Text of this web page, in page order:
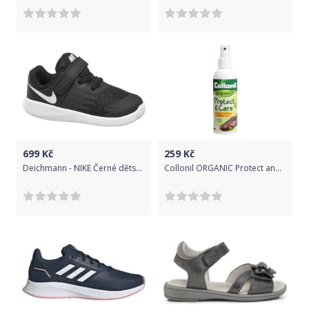
699 Kč
Deichmann - NIKE Černé dětské tenisky na suchý zip Nike Star Runner Btv 22 černá
259 Kč
Collonil ORGANIC Protect and care 200ml 200ml